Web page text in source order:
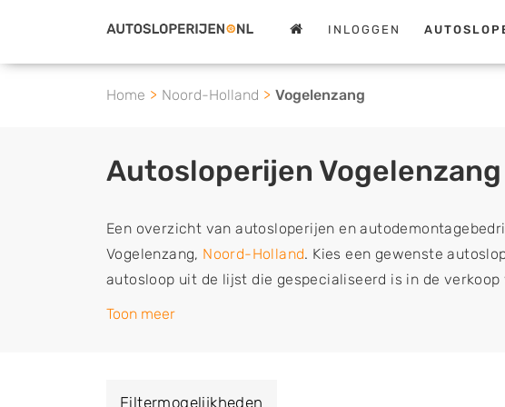
INLOGGEN
Home Noord-Holland Vogelenzang
Autosloperijen Vogelenzang
Een overzicht van autosloperijen en
Vogelenzang, Noord-Holland. Kies een gewenste
autosloop uit de lijst die gespecialiseerd is in de verkoop
tweedehands en sloopauto onderdelen of in de inkoop
Toon meer
Filtermogelijkheden